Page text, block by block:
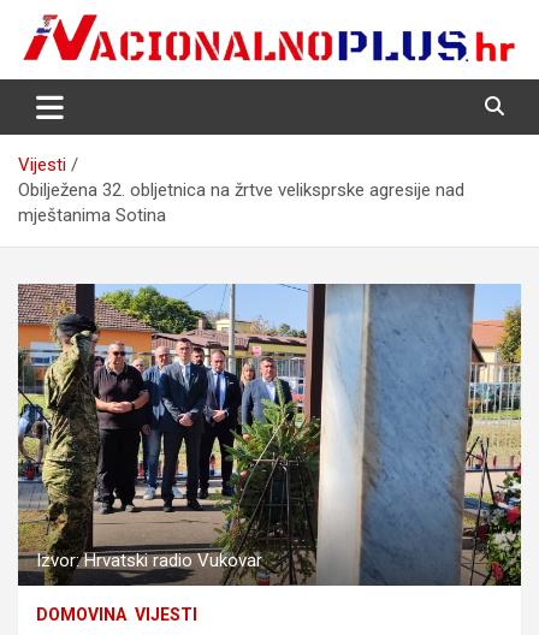
content
NacionalnoPlus.hr
Nacija želi znati više
Vijesti
Obilježena 32. obljetnica na žrtve veliksprske agresije nad
mještanima Sotina
Izvor: Hrvatski radio Vukovar
DOMOVINA VIJESTI